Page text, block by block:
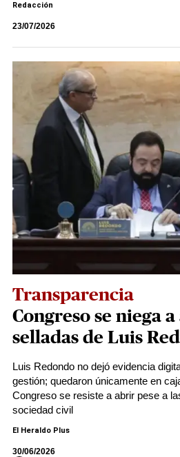
Redacción
23/07/2026
Transparencia
Congreso se niega
selladas de Luis
Luis Redondo no dejó evidencia
gestión; quedaron únicamente en
Congreso se resiste a abrir pese a
sociedad civil
El Heraldo Plus
30/06/2026